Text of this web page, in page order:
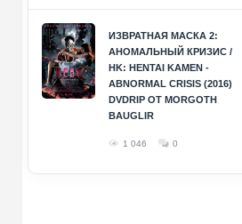
ИЗВРАТНАЯ МАСКА 2:
АНОМАЛЬНЫЙ КРИЗИС /
HK: HENTAI KAMEN -
ABNORMAL CRISIS (2016)
DVDRIP ОТ MORGOTH
BAUGLIR
1 046 0